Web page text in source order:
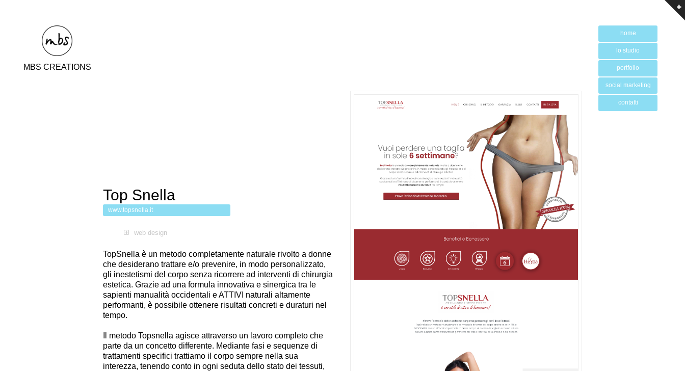
MBS CREATIONS
home
lo studio
portfolio
social marketing
contatti
Top Snella
www.topsnella.it
web design
TopSnella è un metodo completamente naturale rivolto a donne
che desiderano trattare e/o prevenire, in modo personalizzato,
gli inestetismi del corpo senza ricorrere ad interventi di chirurgia
estetica. Grazie ad una formula innovativa e sinergica tra le
sapienti manualità occidentali e ATTIVI naturali altamente
performanti, è possibile ottenere risultati concreti e duraturi nel
tempo.
Il metodo Topsnella agisce attraverso un lavoro completo che
parte da un concetto differente. Mediante fasi e sequenze di
trattamenti specifici trattiamo il corpo sempre nella sua
interezza, tenendo conto in ogni seduta dello stato dei tessuti,